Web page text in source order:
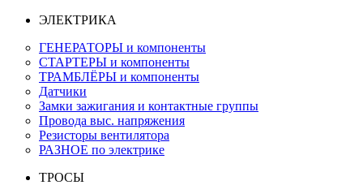
ЭЛЕКТРИКА
ГЕНЕРАТОРЫ и компоненты
СТАРТЕРЫ и компоненты
ТРАМБЛЁРЫ и компоненты
Датчики
Замки зажигания и контактные группы
Провода выс. напряжения
Резисторы вентилятора
РАЗНОЕ по электрике
ТРОСЫ